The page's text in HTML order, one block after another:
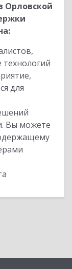
Орловской
для
Вы можете